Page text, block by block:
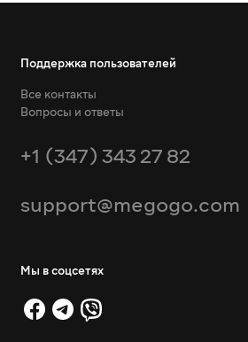
Поддержка пользователей
Все контакты
Вопросы и ответы
+1 (347) 343 27 82
support@megogo.com
Мы в соцсетях